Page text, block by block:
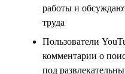
работы и
труда
Пользователи
комментарии о
под